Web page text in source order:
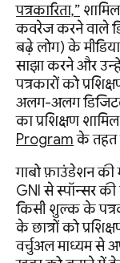
पत्रकारिता,”
कवरेज करने वाले
बढ़े लोग) के
साझा करने और
पत्रकारों को
अलग-अलग
का प्रशिक्षण
Programके तहत
गाबो फ़ाउंडेशन की
GNI से स्पॉन्सर की
किसी शुल्क के
के छात्रों को
वर्चुअल माध्यम से